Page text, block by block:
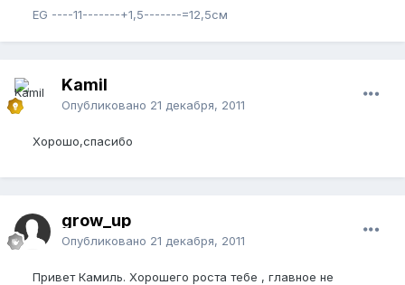
EG ----11-------+1,5-------=12,5см
Kamil
Опубликовано 21 декабря, 2011
Хорошо,спасибо
grow_up
Опубликовано 21 декабря, 2011
Привет Камиль. Хорошего роста тебе , главное не